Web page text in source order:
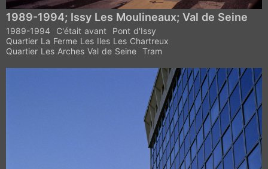
1989-1994; Issy Les Moulineaux; Val de Seine
1989-1994 C'était avant
Pont d'Issy
Quartier La Ferme Les Iles Les Chartreux
Quartier Les Arches Val de Seine Tram